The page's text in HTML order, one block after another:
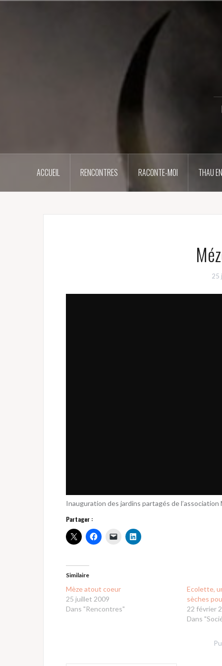
ACCUEIL RENCONTRES RACONTE-MOI THAU
25
Inauguration des jardins partagés de
Partager :
Similaire
Mèze atout coeur
25 juillet 2009
Dans "Rencontres"
Ecolette,
sèches
22 février
Dans